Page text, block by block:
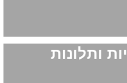
ותלונות